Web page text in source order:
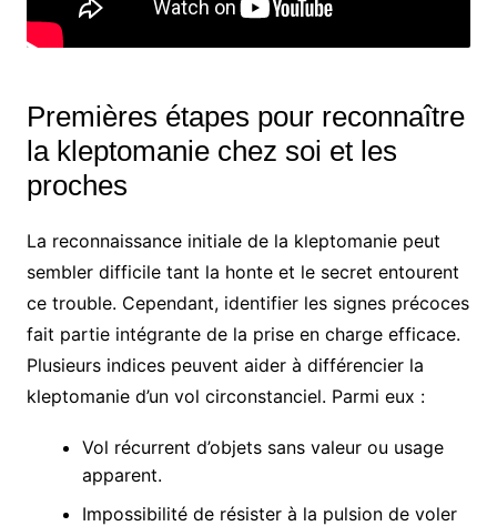
Premières étapes pour reconnaître
la kleptomanie chez soi et les
proches
La reconnaissance initiale de la kleptomanie peut
sembler difficile tant la honte et le secret entourent
ce trouble. Cependant, identifier les signes précoces
fait partie intégrante de la prise en charge efficace.
Plusieurs indices peuvent aider à différencier la
kleptomanie d’un vol circonstanciel. Parmi eux :
Vol récurrent d’objets sans valeur ou usage
apparent.
Impossibilité de résister à la pulsion de voler